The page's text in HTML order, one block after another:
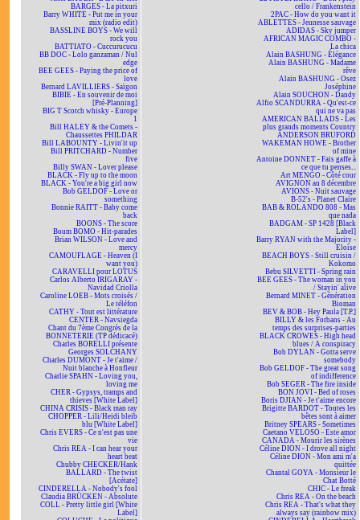
BARGES - La pitxuri
Barry WHITE - Put me in your
mix (radio edit)
BASSLINE BOYS - We will
rock you
BATTIATO - Cuccurucucu
BB DOC - Lolo ganzaman / Nul
edge
BEE GEES - Paying the price of
love
Bernard LAVILLIERS - Saïgon
BIBIE - En souvenir de moi
[Pré-Planning]
BIG T Scotch whisky - Europe
1
Bill HALEY & the Comets -
Chaussettes PHILDAR
Bill LABOUNTY - Livin'it up
Bill PRITCHARD - Number
five
Billy SWAN - Lover please
BLACK - Fly up to the moon
BLACK - You're a big girl now
Bob GELDOF - Love or
something
Bonnie RAITT - Baby come
back
BOONS - The score
Boum BOMO - Hit-parades
Brian WILSON - Love and
mercy
CAMOUFLAGE - Heaven (I
want you)
CARAVELLI pour LOTUS
Carlos Alberto IRIGARAY -
Navidad Criolla
Caroline LOEB - Mots croisés /
Le téléfon
CATHY - Tout est littérature
CENTER - Navsiegda
Chant du 7ème Congrès de la
BONNETERIE (TP dédicacé)
Charles BORELLI présente
Georges SOLCHANY
Charles DUMONT - Je t'aime /
Nuit blanche à Honfleur
Charlie SPAHN - Loving you,
loving me
CHER - Gypsys, tramps and
thieves [White Label]
CHINA CRISIS - Black man ray
CHOPPER - Lili/Heidi bleib
blu [White Label]
Chris EVERS - Ce n'est pas une
vie
Chris REA - I can hear your
heart beat
Chubby CHECKER/Hank
BALLARD - The twist
[Acétate]
CINDERELLA - Nobody's fool
Claudia BRÜCKEN - Absolute
COLL - Pretty little girl [White
Label]
cello / Frankenstein
2PAC - How do you want it
ABLETTES - Jeunesse sauvage
ADIDAS - Sky jumper
AFRICAN MAGIC COMBO -
La chica
Alain BASHUNG - Élégance
Alain BASHUNG - Madame
rêve
Alain BASHUNG - Osez
Joséphine
Alain SOUCHON - Dandy
Alfio SCANDURRA - Qu'est-ce
qui ne va pas
AMERICAN BALLADS - Les
plus grands moments Country
ANDERSON BRUFORD
WAKEMAN HOWE - Brother
of mine
Antoine DONNET - Fais gaffe à
ce que tu penses...
Art MENGO - Côté cour
AVIGNON au 8 décembre
AVIONS - Nuit sauvage
B-52's - Planet Claire
BAB & ROLANDO 808 - Mas
que nada
BADGAM - SP 1428 [Black
Label]
Barry RYAN with the Majority -
Eloïse
BEACH BOYS - Still cruisin /
Kokomo
Bebu SILVETTI - Spring rain
BEE GEES - The woman in you
/ Stayin' alive
Bernard MINET - Génération
Bioman
BEV & BOB - Hey Paula [T.P.]
BILLY & les Forbans - Au
temps des surprises-parties
BLACK CROWES - High head
blues / A conspiracy
Bob DYLAN - Gotta serve
somebody
Bob GELDOF - The great song
of indifference
Bob SEGER - The fire inside
BON JOVI - Bed of roses
Boris DJIAN - Je t'aime encore
Brigitte BARDOT - Toutes les
bêtes sont à aimer
Britney SPEARS - Sometimes
Caetano VELOSO - Este amor
CANADA - Mourir les sirènes
Céline DION - I drove all night
Céline DION - Mon ami m'a
quittée
Chantal GOYA - Monsieur le
Chat Botté
CHIC - Le freak
Chris REA - On the beach
Chris REA - That's what they
always say (rainbow mix)